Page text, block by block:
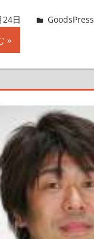
24日 ＆GP
GoodsPress